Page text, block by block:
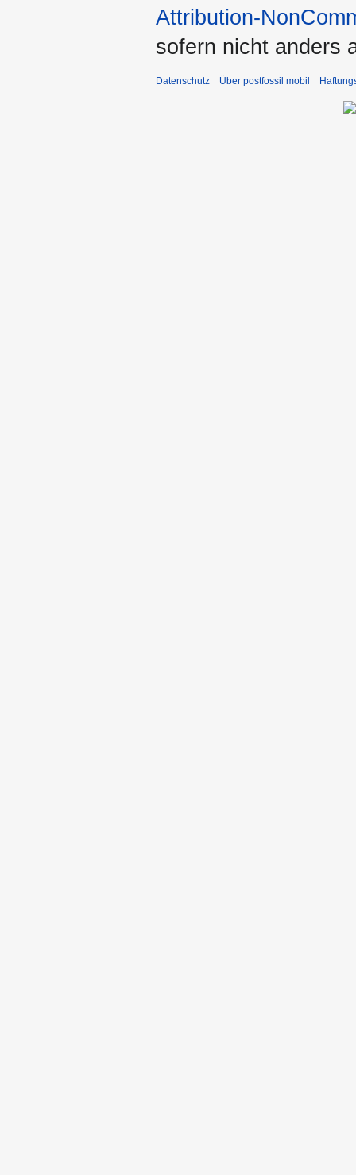
Attribution-
sofern nicht anders
Datenschutz Über postfossil mobil